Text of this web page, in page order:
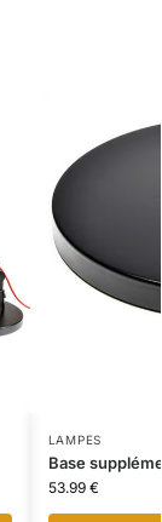
LAMPES
Base
53.99 €